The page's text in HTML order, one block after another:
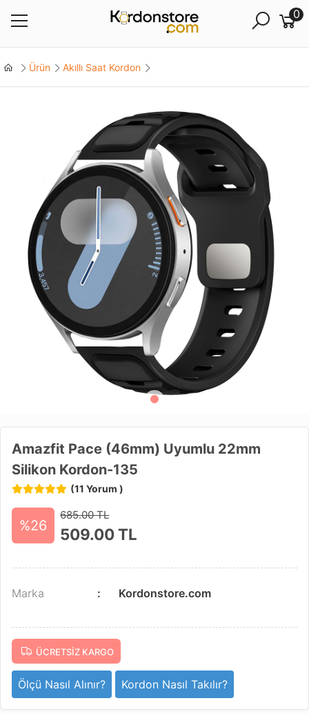
0
Ürün Akıllı Saat Kordon
Amazfit Pace (46mm) Uyumlu 22mm
Silikon Kordon-135
(11 Yorum )
%26
685.00 TL
509.00TL
Marka Kordonstore.com
ÜCRETSIZ KARGO
Ölçü Nasıl Alınır? Kordon Nasıl Takılır?